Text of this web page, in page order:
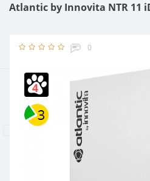
Atlantic by Innovita NTR 11
0